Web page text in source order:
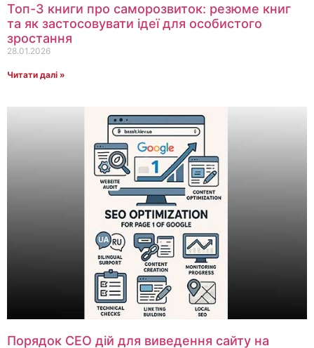
Топ-3 книги про саморозвиток: резюме книг
та як застосовувати ідеї для особистого
зростання
28.01.2026
Читати далі »
Порядок СЕО дій для виведення сайту на